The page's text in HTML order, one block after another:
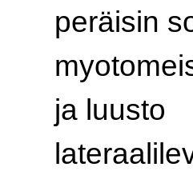
peräisin
ja luusto